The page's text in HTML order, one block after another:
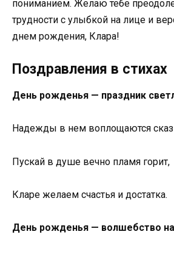
пониманием. Желаю тебе
трудности с улыбкой на лице и
днем рождения, Клара!
Поздравления в стихах
День рожденья — праздник
Надежды в нем воплощаются
Пускай в душе вечно пламя горит,
Кларе желаем счастья и достатка.
День рожденья — волшебство